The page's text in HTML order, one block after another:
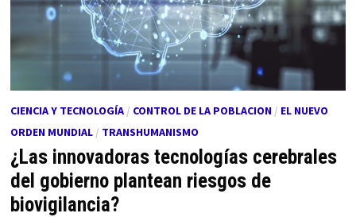
CIENCIA Y TECNOLOGÍA/ CONTROL DE LA POBLACION/ EL NUEVO
ORDEN MUNDIAL/ TRANSHUMANISMO
¿Las innovadoras tecnologías cerebrales
del gobierno plantean riesgos de
biovigilancia?